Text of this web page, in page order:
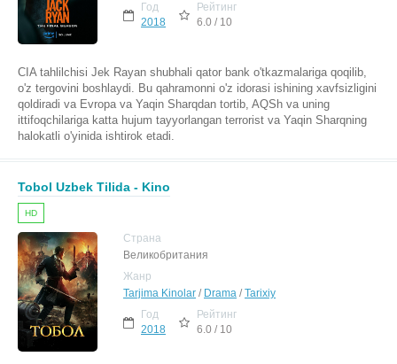
Год
2018
Рейтинг
6.0 / 10
CIA tahlilchisi Jek Rayan shubhali qator bank o'tkazmalariga qoqilib,
o'z tergovini boshlaydi. Bu qahramonni o'z idorasi ishining xavfsizligini
qoldiradi va Evropa va Yaqin Sharqdan tortib, AQSh va uning
ittifoqchilariga katta hujum tayyorlangan terrorist va Yaqin Sharqning
halokatli o'yinida ishtirok etadi.
Tobol Uzbek Tilida - Kino
HD
Страна
Великобритания
Жанр
Tarjima Kinolar / Drama /Tarixiy
Год
2018
Рейтинг
6.0 / 10